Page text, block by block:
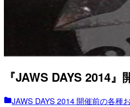
『JAWS DAYS 2014
JAWS DAYS 2014 開催前の各種